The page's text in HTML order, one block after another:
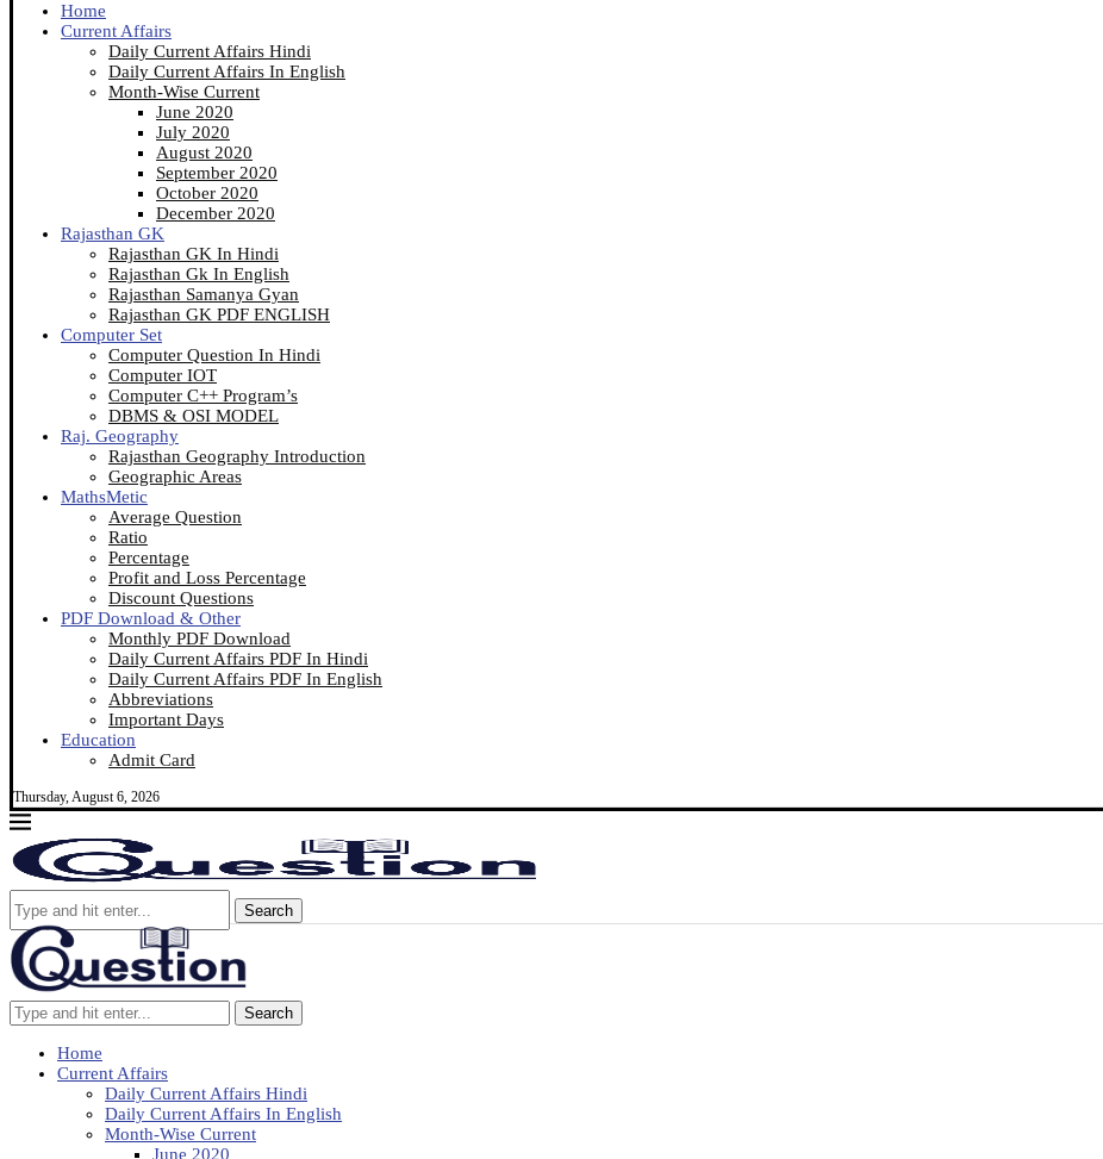
Home
Current Affairs
Daily Current Affairs Hindi
Daily Current Affairs In English
Month-Wise Current
June 2020
July 2020
August 2020
September 2020
October 2020
December 2020
Rajasthan GK
Rajasthan GK In Hindi
Rajasthan Gk In English
Rajasthan Samanya Gyan
Rajasthan GK PDF ENGLISH
Computer Set
Computer Question In Hindi
Computer IOT
Computer C++ Program’s
DBMS & OSI MODEL
Raj. Geography
Rajasthan Geography Introduction
Geographic Areas
MathsMetic
Average Question
Ratio
Percentage
Profit and Loss Percentage
Discount Questions
PDF Download & Other
Monthly PDF Download
Daily Current Affairs PDF In Hindi
Daily Current Affairs PDF In English
Abbreviations
Important Days
Education
Admit Card
Thursday, August 6, 2026
Search
Search
Home
Current Affairs
Daily Current Affairs Hindi
Daily Current Affairs In English
Month-Wise Current
June 2020